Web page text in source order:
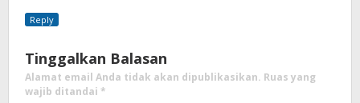
Reply
Tinggalkan Balasan
Alamat email Anda tidak akan dipublikasikan. Ruas yang
wajib ditandai *